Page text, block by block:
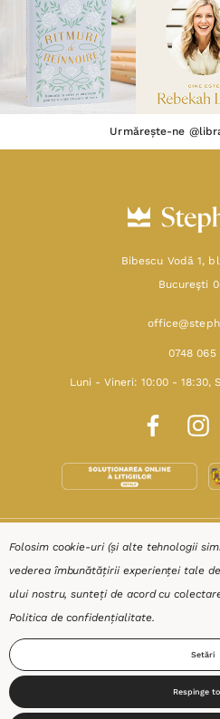
Urmărește-ne
Bibescu Vodă 1,
Bucureşti
0748 065
Luni - Vineri: 10:00 - 18:30,
Folosim cookie-uri (și alte tehnologii
vederea îmbunătățirii experienței tale
ului nostru, sunteți de acord cu
Politica de confidențialitate.
Setări
Respinge